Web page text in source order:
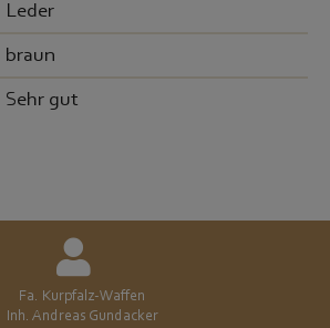
Leder
braun
Sehr gut
Fa. Kurpfalz-Waffen
Inh. Andreas Gundacker